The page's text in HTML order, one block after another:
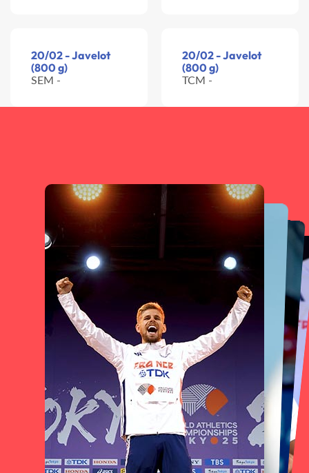
20/02 - Javelot
(800 g)
SEM -
20/02 - Javelot
(800 g)
TCM -